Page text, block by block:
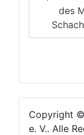
des
Copyright
e. V.. Alle